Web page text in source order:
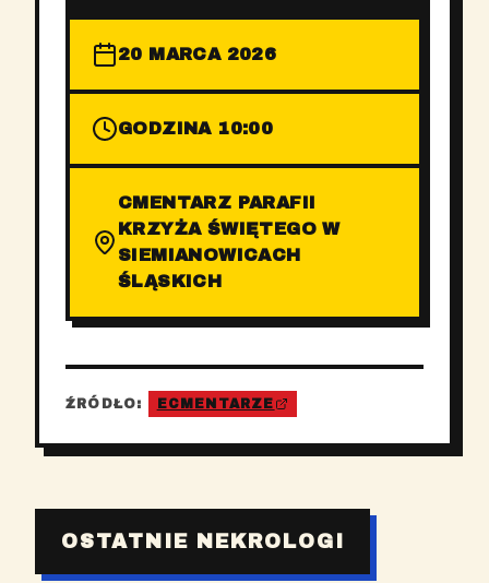
20 MARCA 2026
GODZINA 10:00
CMENTARZ PARAFII
KRZYŻA ŚWIĘTEGO W
SIEMIANOWICACH
ŚLĄSKICH
ŹRÓDŁO: ECMENTARZE
OSTATNIE NEKROLOGI